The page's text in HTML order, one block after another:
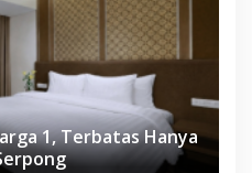
1, Terbatas Hanya